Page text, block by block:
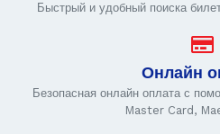
Быстрый и удобный поиска
Онлайн
Безопасная онлайн оплата с
Master Card,